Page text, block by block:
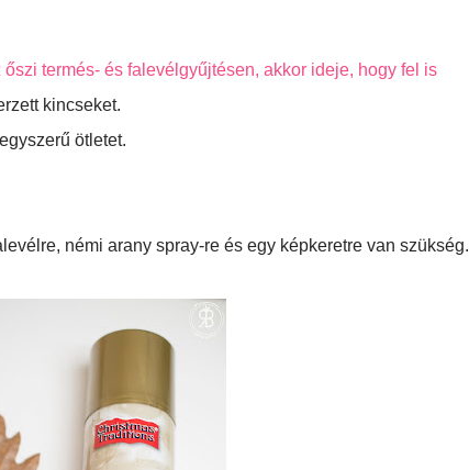
termés- és falevélgyűjtésen, akkor ideje, hogy fel is
kincseket.
ötletet.
némi arany spray-re és egy képkeretre van szükség.